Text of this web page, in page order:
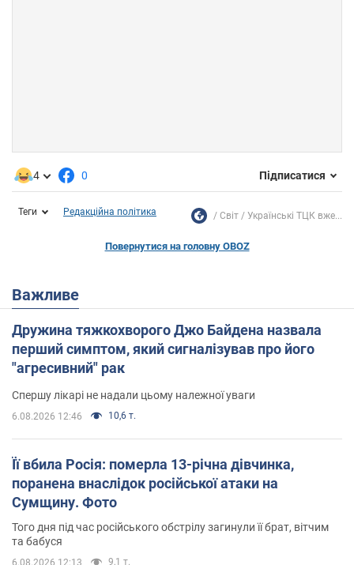
4 0 Підписатися
Теги Редакційна політика Світ Українські ТЦК вже...
Повернутися на головну OBOZ
Важливе
Дружина тяжкохворого Джо Байдена назвала
перший симптом, який сигналізував про його
"агресивний" рак
Спершу лікарі не надали цьому належної уваги
6.08.2026 12:46 10,6 т.
Її вбила Росія: померла 13-річна дівчинка,
поранена внаслідок російської атаки на
Сумщину. Фото
Того дня під час російського обстрілу загинули її брат, вітчим
та бабуся
6.08.2026 12:13 9,1 т.